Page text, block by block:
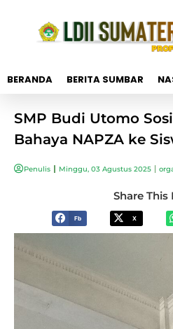
BERANDA BERITA SUMBAR
SMP Budi Utomo
Bahaya NAPZA ke
Penulis Minggu, 03 Agustus 2025
Share This
Fb X